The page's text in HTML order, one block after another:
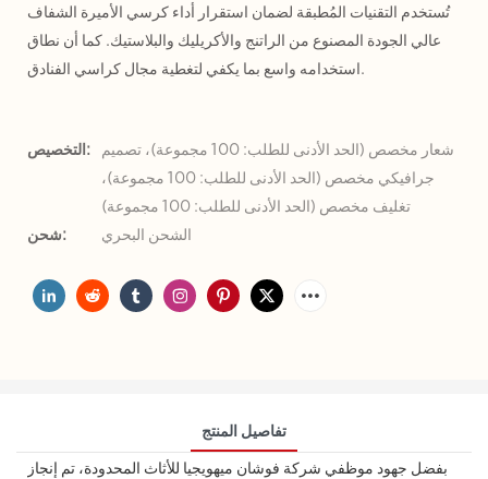
تُستخدم التقنيات المُطبقة لضمان استقرار أداء كرسي الأميرة الشفاف
عالي الجودة المصنوع من الراتنج والأكريليك والبلاستيك. كما أن نطاق
استخدامه واسع بما يكفي لتغطية مجال كراسي الفنادق.
التخصيص:
شعار مخصص (الحد الأدنى للطلب: 100 مجموعة)، تصميم
جرافيكي مخصص (الحد الأدنى للطلب: 100 مجموعة)،
تغليف مخصص (الحد الأدنى للطلب: 100 مجموعة)
شحن:
الشحن البحري
تفاصيل المنتج
بفضل جهود موظفي شركة فوشان ميهويجيا للأثاث المحدودة، تم إنجاز